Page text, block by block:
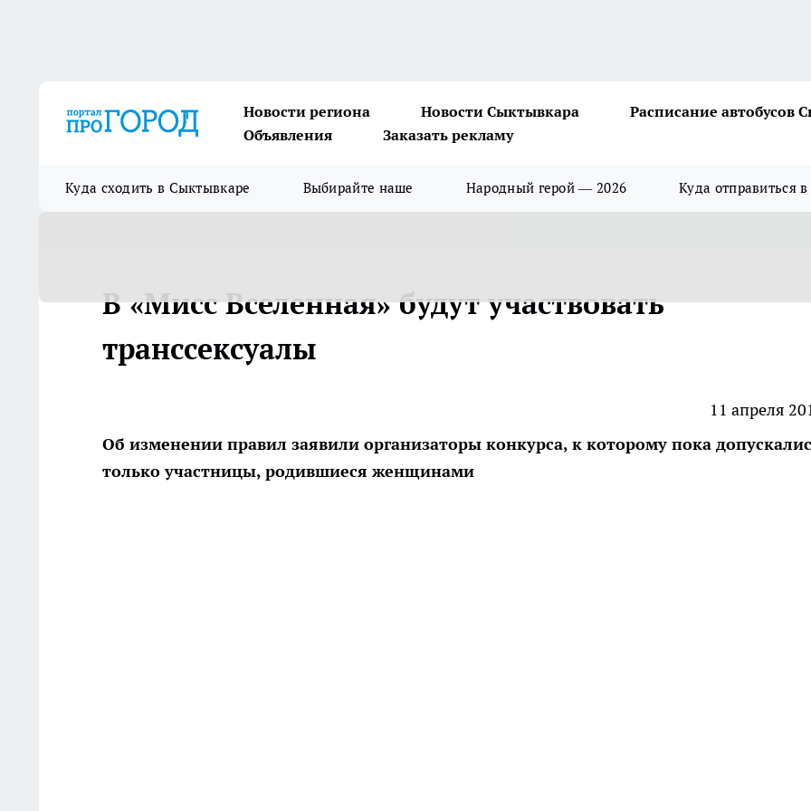
Новости региона Новости Сыктывкара Расписание автобусов
Объявления
Заказать рекламу
Куда сходить в Сыктывкаре Выбирайте наше Народный герой — 2026 Куда отправиться в
В «Мисс Вселенная» будут участвовать
транссексуалы
11 апреля
Об изменении правил заявили организаторы конкурса, к которому пока
только участницы, родившиеся женщинами